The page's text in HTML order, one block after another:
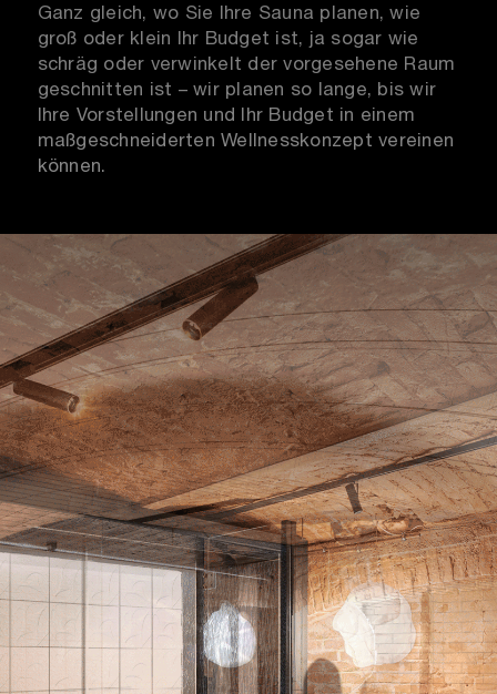
Ganz gleich, wo Sie Ihre Sauna planen, wie
groß oder klein Ihr Budget ist, ja sogar wie
schräg oder verwinkelt der vorgesehene Raum
geschnitten ist – wir planen so lange, bis wir
Ihre Vorstellungen und Ihr Budget in einem
maßgeschneiderten Wellnesskonzept vereinen
können.